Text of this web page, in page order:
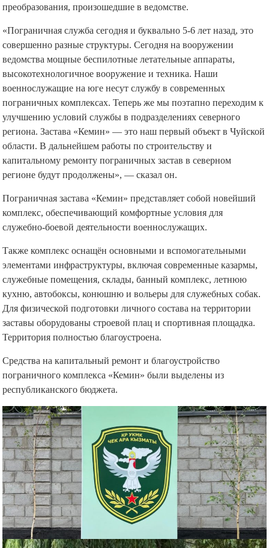
преобразования, произошедшие в ведомстве.
«Пограничная служба сегодня и буквально 5-6 лет назад, это
совершенно разные структуры. Сегодня на вооружении
ведомства мощные беспилотные летательные аппараты,
высокотехнологичное вооружение и техника. Наши
военнослужащие на юге несут службу в современных
пограничных комплексах. Теперь же мы поэтапно переходим к
улучшению условий службы в подразделениях северного
региона. Застава «Кемин» — это наш первый объект в Чуйской
области. В дальнейшем работы по строительству и
капитальному ремонту пограничных застав в северном
регионе будут продолжены», — сказал он.
Пограничная застава «Кемин» представляет собой новейший
комплекс, обеспечивающий комфортные условия для
служебно-боевой деятельности военнослужащих.
Также комплекс оснащён основными и вспомогательными
элементами инфраструктуры, включая современные казармы,
служебные помещения, склады, банный комплекс, летнюю
кухню, автобоксы, конюшню и вольеры для служебных собак.
Для физической подготовки личного состава на территории
заставы оборудованы строевой плац и спортивная площадка.
Территория полностью благоустроена.
Средства на капитальный ремонт и благоустройство
пограничного комплекса «Кемин» были выделены из
республиканского бюджета.